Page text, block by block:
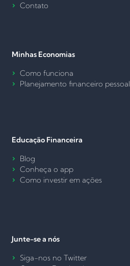
Contato
Minhas Economias
Como funciona
Planejamento financeiro pessoal
Educação Financeira
Blog
Conheça o app
Como investir em ações
Junte-se a nós
Siga-nos no Twitter